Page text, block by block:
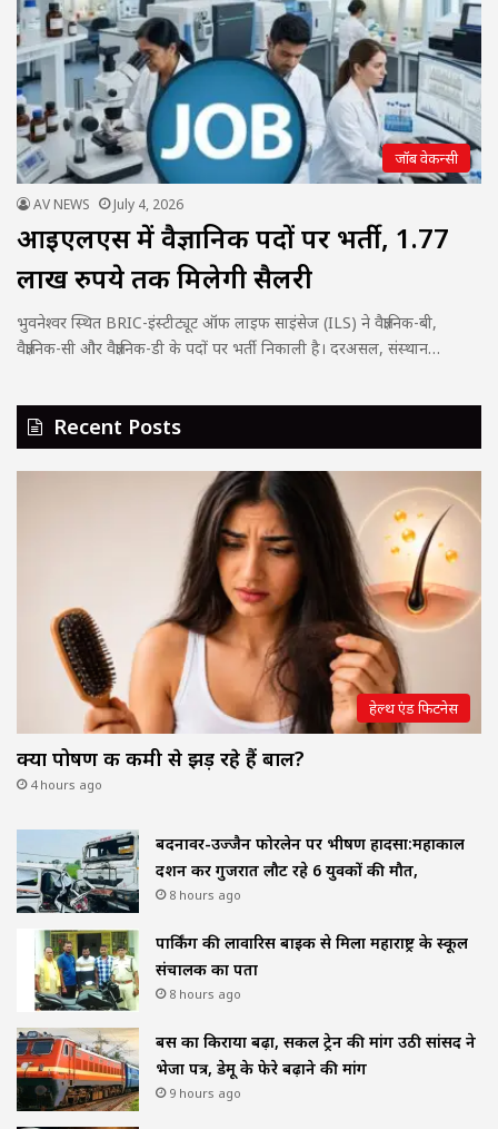
जॉब वेकन्सी
AV NEWS July 4, 2026
आईएलएस में वैज्ञानिक पदों पर भर्ती, 1.77
लाख रुपये तक मिलेगी सैलरी
भुवनेश्वर स्थित BRIC-इंस्टीट्यूट ऑफ लाइफ साइंसेज (ILS) ने वैज्ञानिक-बी,
वैज्ञानिक-सी और वैज्ञानिक-डी के पदों पर भर्ती निकाली है। दरअसल, संस्थान…
Recent Posts
हेल्थ एंड फिटनेस
क्या पोषण की कमी से झड़ रहे हैं बाल?
4 hours ago
बदनावर-उज्जैन फोरलेन पर भीषण हादसा:महाकाल
दर्शन कर गुजरात लौट रहे 6 युवकों की मौत,
8 hours ago
पार्किंग की लावारिस बाइक से मिला महाराष्ट्र के स्कूल
संचालक का पता
8 hours ago
बस का किराया बढ़ा, सर्कल ट्रेन की मांग उठी सांसद ने
भेजा पत्र, डेमू के फेरे बढ़ाने की मांग
9 hours ago